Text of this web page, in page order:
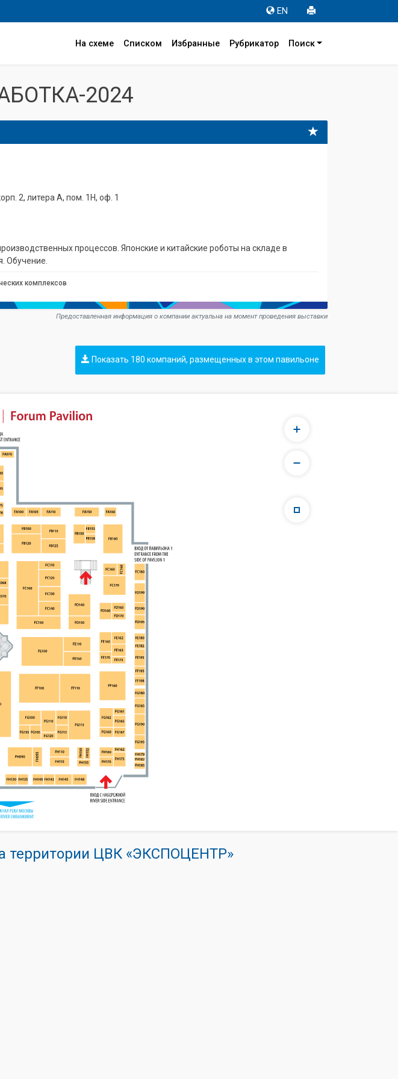
EN
На схеме Списком Избранные Рубрикатор Поиск
2024
2, литера А, пом. 1Н, оф. 1
процессов. Японские и китайские роботы на складе в
Обучение.
комплексов
Предоставленная информация о компании актуальна на момент проведения выставки
Показать 180 компаний, размещенных в этом павильоне
территории ЦВК «ЭКСПОЦЕНТР»